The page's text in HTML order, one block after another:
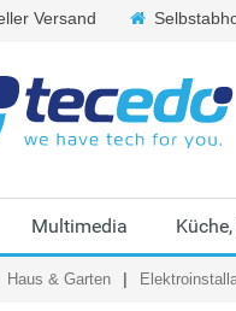
Versand
Multimedia
Haus & Garten